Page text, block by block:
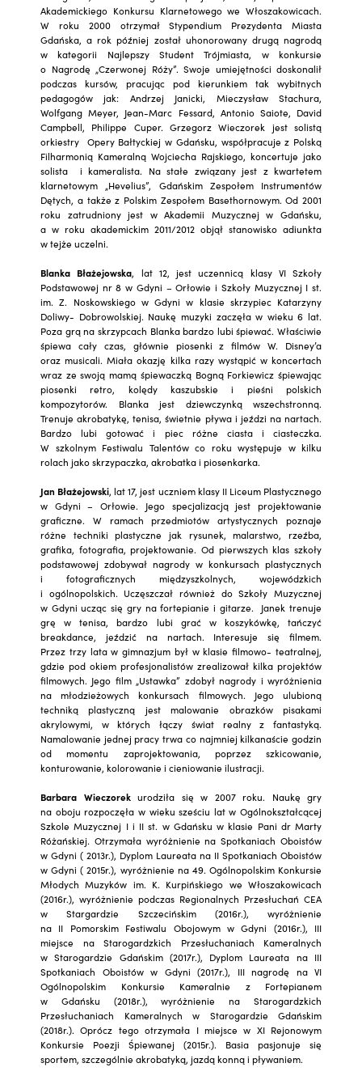
Akademickiego Konkursu Klarnetowego we Włoszakowicach.
W roku 2000 otrzymał Stypendium Prezydenta Miasta
Gdańska, a rok później został uhonorowany drugą nagrodą
w kategorii Najlepszy Student Trójmiasta, w konkursie
o Nagrodę „Czerwonej Róży”. Swoje umiejętności doskonalił
podczas kursów, pracując pod kierunkiem tak wybitnych
pedagogów jak: Andrzej Janicki, Mieczysław Stachura,
Wolfgang Meyer, Jean-Marc Fessard, Antonio Saiote, David
Campbell, Philippe Cuper. Grzegorz Wieczorek jest solistą
orkiestry Opery Bałtyckiej w Gdańsku, współpracuje z Polską
Filharmonią Kameralną Wojciecha Rajskiego, koncertuje jako
solista i kameralista. Na stałe związany jest z kwartetem
klarnetowym „Hevelius”, Gdańskim Zespołem Instrumentów
Dętych, a także z Polskim Zespołem Basethornowym. Od 2001
roku zatrudniony jest w Akademii Muzycznej w Gdańsku,
a w roku akademickim 2011/2012 objął stanowisko adiunkta
w tejże uczelni.
Blanka Błażejowska, lat 12, jest uczennicą klasy VI Szkoły
Podstawowej nr 8 w Gdyni – Orłowie i Szkoły Muzycznej I st.
im. Z. Noskowskiego w Gdyni w klasie skrzypiec Katarzyny
Doliwy- Dobrowolskiej. Naukę muzyki zaczęła w wieku 6 lat.
Poza grą na skrzypcach Blanka bardzo lubi śpiewać. Właściwie
śpiewa cały czas, głównie piosenki z filmów W. Disney’a
oraz musicali. Miała okazję kilka razy wystąpić w koncertach
wraz ze swoją mamą śpiewaczką Bogną Forkiewicz śpiewając
piosenki retro, kolędy kaszubskie i pieśni polskich
kompozytorów. Blanka jest dziewczynką wszechstronną.
Trenuje akrobatykę, tenisa, świetnie pływa i jeździ na nartach.
Bardzo lubi gotować i piec różne ciasta i ciasteczka.
W szkolnym Festiwalu Talentów co roku występuje w kilku
rolach jako skrzypaczka, akrobatka i piosenkarka.
Jan Błażejowski, lat 17, jest uczniem klasy II Liceum Plastycznego
w Gdyni – Orłowie. Jego specjalizacją jest projektowanie
graficzne. W ramach przedmiotów artystycznych poznaje
różne techniki plastyczne jak rysunek, malarstwo, rzeźba,
grafika, fotografia, projektowanie. Od pierwszych klas szkoły
podstawowej zdobywał nagrody w konkursach plastycznych
i fotograficznych międzyszkolnych, wojewódzkich
i ogólnopolskich. Uczęszczał również do Szkoły Muzycznej
w Gdyni ucząc się gry na fortepianie i gitarze. Janek trenuje
grę w tenisa, bardzo lubi grać w koszykówkę, tańczyć
breakdance, jeździć na nartach. Interesuje się filmem.
Przez trzy lata w gimnazjum był w klasie filmowo- teatralnej,
gdzie pod okiem profesjonalistów zrealizował kilka projektów
filmowych. Jego film „Ustawka” zdobył nagrody i wyróżnienia
na młodzieżowych konkursach filmowych. Jego ulubioną
techniką plastyczną jest malowanie obrazków pisakami
akrylowymi, w których łączy świat realny z fantastyką.
Namalowanie jednej pracy trwa co najmniej kilkanaście godzin
od momentu zaprojektowania, poprzez szkicowanie,
konturowanie, kolorowanie i cieniowanie ilustracji.
Barbara Wieczorekurodziła się w 2007 roku. Naukę gry
na oboju rozpoczęła w wieku sześciu lat w Ogólnokształcącej
Szkole Muzycznej I i II st. w Gdańsku w klasie Pani dr Marty
Różańskiej. Otrzymała wyróżnienie na Spotkaniach Oboistów
w Gdyni ( 2013r.), Dyplom Laureata na II Spotkaniach Oboistów
w Gdyni ( 2015r.), wyróżnienie na 49. Ogólnopolskim Konkursie
Młodych Muzyków im. K. Kurpińskiego we Włoszakowicach
(2016r.), wyróżnienie podczas Regionalnych Przesłuchań CEA
w Stargardzie Szczecińskim (2016r.), wyróżnienie
na II Pomorskim Festiwalu Obojowym w Gdyni (2016r.), III
miejsce na Starogardzkich Przesłuchaniach Kameralnych
w Starogardzie Gdańskim (2017r.), Dyplom Laureata na III
Spotkaniach Oboistów w Gdyni (2017r.), III nagrodę na VI
Ogólnopolskim Konkursie Kameralnie z Fortepianem
w Gdańsku (2018r.), wyróżnienie na Starogardzkich
Przesłuchaniach Kameralnych w Starogardzie Gdańskim
(2018r.). Oprócz tego otrzymała I miejsce w XI Rejonowym
Konkursie Poezji Śpiewanej (2015r.). Basia pasjonuje się
sportem, szczególnie akrobatyką, jazdą konną i pływaniem.